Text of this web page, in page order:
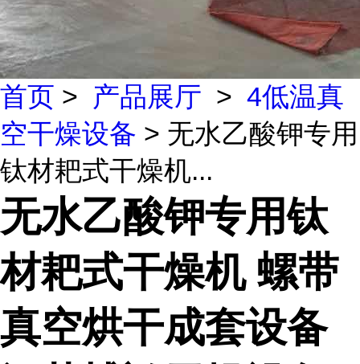
首页 > 产品展厅 > 4低温真
空干燥设备 > 无水乙酸钾专用
钛材耙式干燥机...
无水乙酸钾专用钛
材耙式干燥机 螺带
真空烘干成套设备